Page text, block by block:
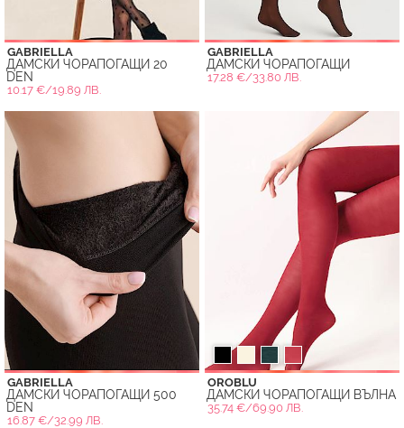
GABRIELLA
ДАМСКИ ЧОРАПОГАЩИ 20
DEN
10.17 €/19.89 ЛВ.
GABRIELLA
ДАМСКИ ЧОРАПОГАЩИ
17.28 €/33.80 ЛВ.
GABRIELLA
ДАМСКИ ЧОРАПОГАЩИ 500
DEN
16.87 €/32.99 ЛВ.
OROBLU
ДАМСКИ ЧОРАПОГАЩИ ВЪЛНА
35.74 €/69.90 ЛВ.